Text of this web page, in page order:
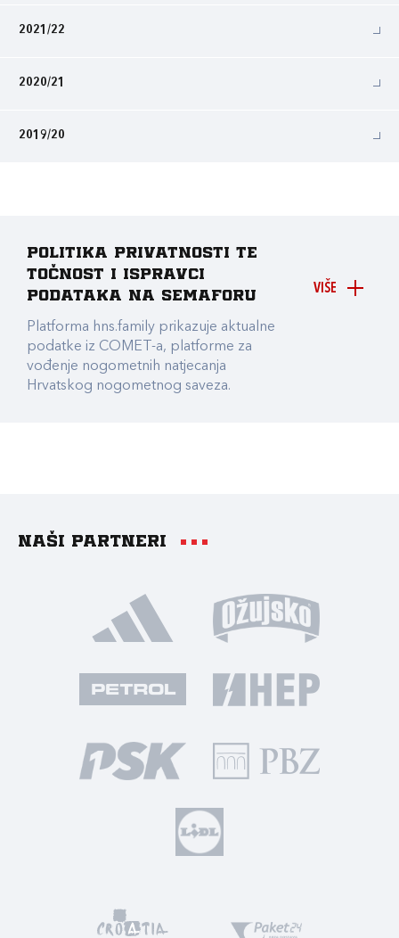
2021/22
2020/21
2019/20
VIŠE
Politika privatnosti te
točnost i ispravci
podataka na Semaforu
Platforma hns.family prikazuje aktualne
podatke iz COMET-a, platforme za
vođenje nogometnih natjecanja
Hrvatskog nogometnog saveza.
Naši partneri